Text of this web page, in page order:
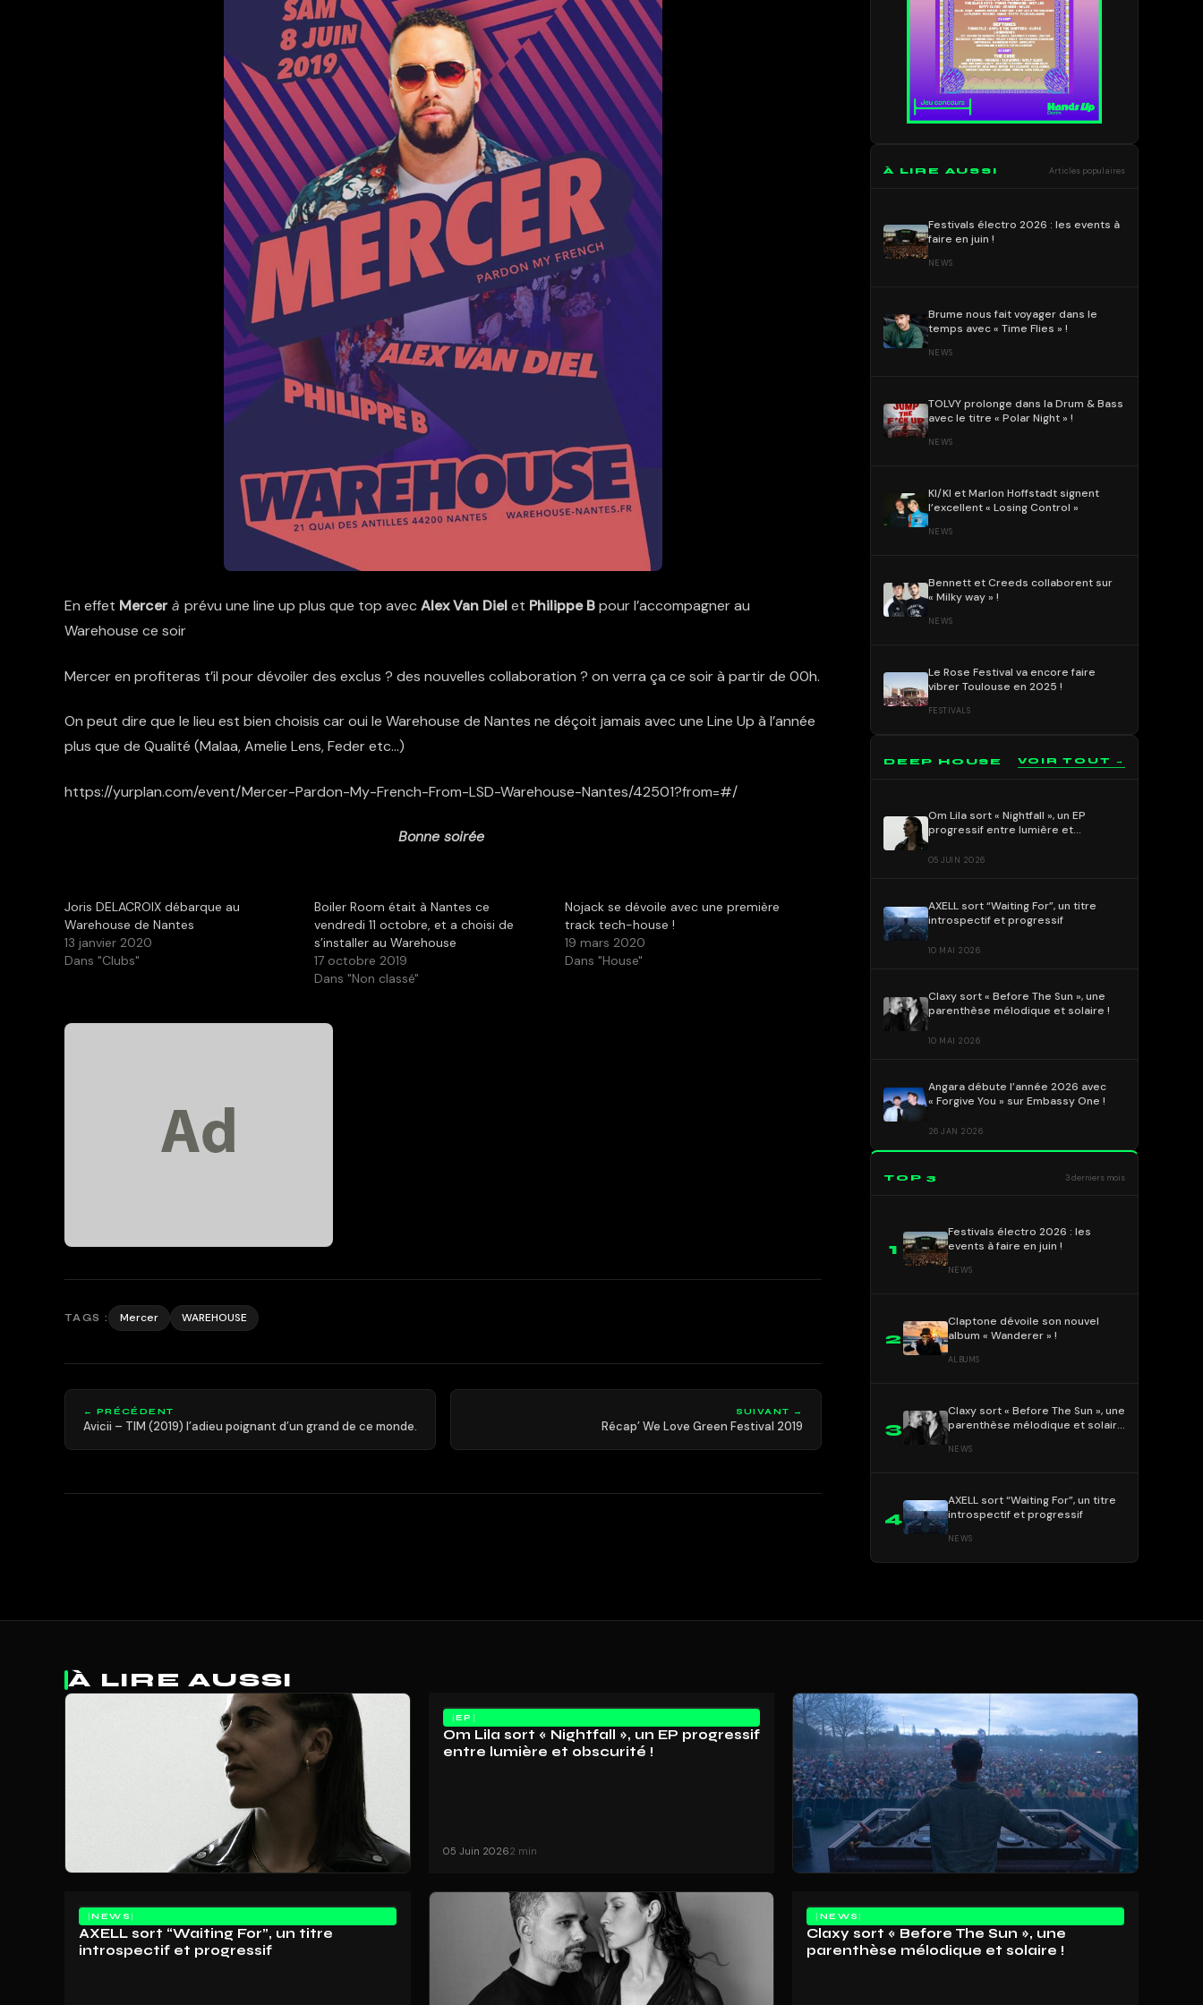
En effet Mercerà prévu une line up plus que top avec Alex Van Dielet Philippe Bpour l’accompagner au
Warehouse ce soir
Mercer en profiteras t’il pour dévoiler des exclus ? des nouvelles collaboration ? on verra ça ce soir à partir de 00h.
On peut dire que le lieu est bien choisis car oui le Warehouse de Nantes ne déçoit jamais avec une Line Up à l’année
plus que de Qualité (Malaa, Amelie Lens, Feder etc…)
https://yurplan.com/event/Mercer-Pardon-My-French-From-LSD-Warehouse-Nantes/42501?from=#/
Bonne soirée
Joris DELACROIX débarque au
Warehouse de Nantes
13 janvier 2020
Dans "Clubs"
Boiler Room était à Nantes ce
vendredi 11 octobre, et a choisi de
s’installer au Warehouse
17 octobre 2019
Dans "Non classé"
Nojack se dévoile avec une première
track tech-house !
19 mars 2020
Dans "House"
TAGS : Mercer WAREHOUSE
← PRÉCÉDENT
Avicii – TIM (2019) l’adieu poignant d’un grand de ce monde.
SUIVANT →
Récap’ We Love Green Festival 2019
À LIRE AUSSI Articles populaires
Festivals électro 2026 : les events à
faire en juin !
NEWS
Brume nous fait voyager dans le
temps avec « Time Flies » !
NEWS
TOLVY prolonge dans la Drum & Bass
avec le titre « Polar Night » !
NEWS
KI/KI et Marlon Hoffstadt signent
l’excellent « Losing Control »
NEWS
Bennett et Creeds collaborent sur
« Milky way » !
NEWS
Le Rose Festival va encore faire
vibrer Toulouse en 2025 !
FESTIVALS
DEEP HOUSE VOIR TOUT →
Om Lila sort « Nightfall », un EP
progressif entre lumière et
05 JUIN 2026
AXELL sort “Waiting For”, un titre
introspectif et progressif
10 MAI 2026
Claxy sort « Before The Sun », une
parenthèse mélodique et solaire !
10 MAI 2026
Angara débute l’année 2026 avec
« Forgive You » sur Embassy One !
26 JAN 2026
TOP 3 3 derniers mois
1
Festivals électro 2026 : les
events à faire en juin !
NEWS
2
Claptone dévoile son nouvel
album « Wanderer » !
ALBUMS
3
Claxy sort « Before The Sun », une
parenthèse mélodique et solaire
NEWS
4
AXELL sort “Waiting For”, un titre
introspectif et progressif
NEWS
À LIRE AUSSI
EP
Om Lila sort « Nightfall », un EP progressif
entre lumière et obscurité !
05 Juin 20262 min
NEWS
AXELL sort “Waiting For”, un titre
introspectif et progressif
NEWS
Claxy sort « Before The Sun », une
parenthèse mélodique et solaire !